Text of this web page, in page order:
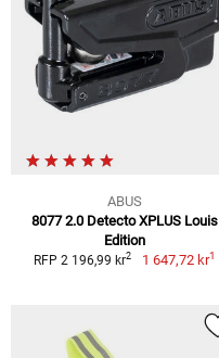
ABUS
8077 2.0 Detecto XPLUS Louis
Edition
RFP 2 196,99 kr2 1 647,72 kr1